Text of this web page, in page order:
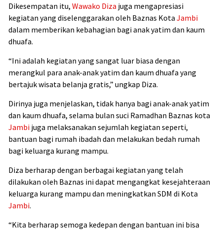
Dikesempatan itu, Wawako Diza juga mengapresiasi
kegiatan yang diselenggarakan oleh Baznas Kota Jambi
dalam memberikan kebahagian bagi anak yatim dan kaum
dhuafa.
“Ini adalah kegiatan yang sangat luar biasa dengan
merangkul para anak-anak yatim dan kaum dhuafa yang
bertajuk wisata belanja gratis,” ungkap Diza.
Dirinya juga menjelaskan, tidak hanya bagi anak-anak yatim
dan kaum dhuafa, selama bulan suci Ramadhan Baznas kota
Jambi juga melaksanakan sejumlah kegiatan seperti,
bantuan bagi rumah ibadah dan melakukan bedah rumah
bagi keluarga kurang mampu.
Diza berharap dengan berbagai kegiatan yang telah
dilakukan oleh Baznas ini dapat mengangkat kesejahteraan
keluarga kurang mampu dan meningkatkan SDM di Kota
Jambi.
“Kita berharap semoga kedepan dengan bantuan ini bisa